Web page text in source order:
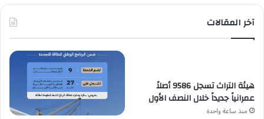
آخر المقالات
هيئة التراث تسجل 9586 أصلاً
عمرانياً جديداً خلال النصف الأول
منذ ساعة واحدة